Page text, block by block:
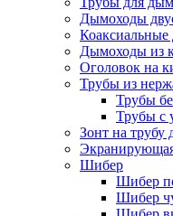
Дымоходы
Дымоходы из
Оголовок на
Трубы из
Трубы
Трубы с
Зонт на трубу
Шибер
Шибер
Шибер